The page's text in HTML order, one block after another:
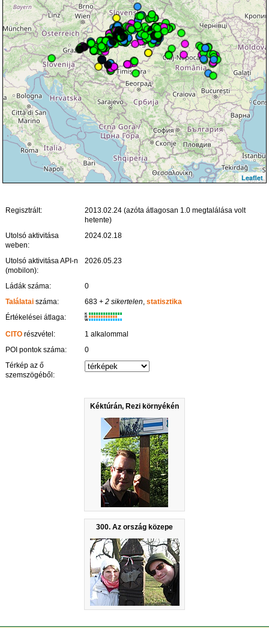
Kéktúrán, Rezi környékén
300. Az ország közepe
Leaflet
Regisztrált:
2013.02.24 (azóta átlagosan 1.0 megtalálása volt
hetente)
Utolsó aktivitása
weben:
2024.02.18
Utolsó aktivitása API-n
(mobilon):
2026.05.23
Ládák száma:
0
Találatai száma: 683 + 2 sikertelen,statisztika
Értékelései átlaga:
K
R
W
CITO részvétel:
1 alkalommal
POI pontok száma:
0
Térkép az ő
szemszögéből: